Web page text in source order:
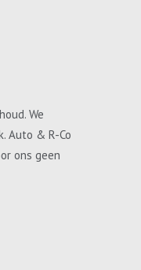
We
Auto & R-Co
ons geen